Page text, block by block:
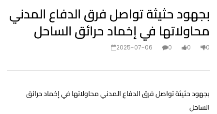
بجهود حثيثة تواصل فرق الدفاع المدني
محاولاتها في إخماد حرائق الساحل
2025-07-06 0 0 0
بجهود حثيثة تواصل فرق الدفاع المدني محاولاتها في إخماد حرائق
الساحل